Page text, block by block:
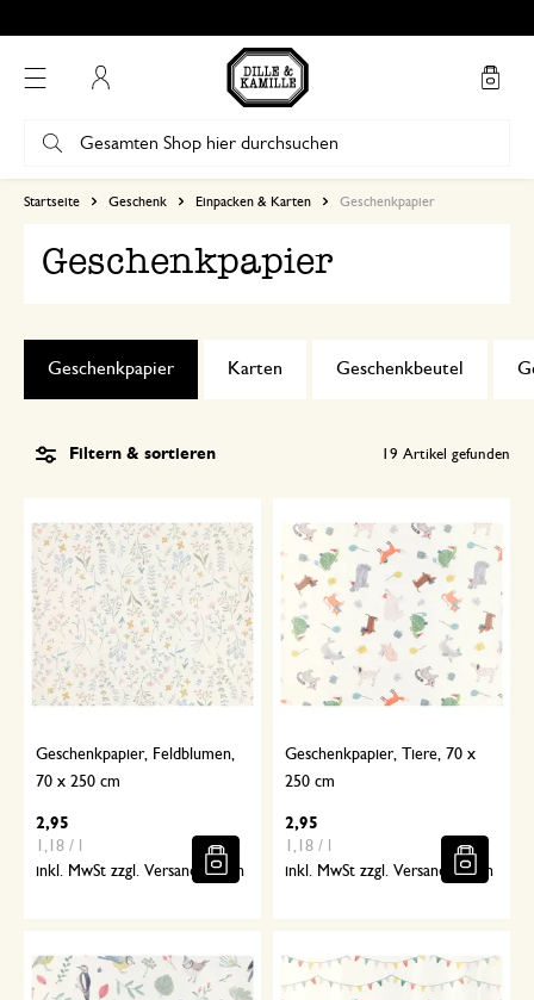
Startseite Geschenk Einpacken & Karten Geschenkpapier
Geschenkpapier
Karten
Geschenkpapier Geschenkbeutel
Filtern & sortieren 19 Artikel gefunden
Geschenkpapier, Feldblumen,
70 x 250 cm
2,95
1,18 / l
inkl. MwSt zzgl. Versandkosten
Geschenkpapier, Tiere, 70 x
250 cm
2,95
1,18 / l
inkl. MwSt zzgl. Versandkosten